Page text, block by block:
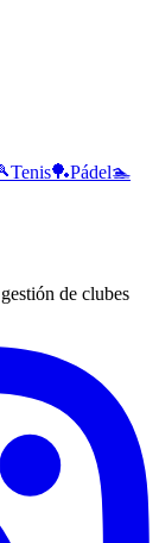
Tenis🏓Pádel🏊
de clubes